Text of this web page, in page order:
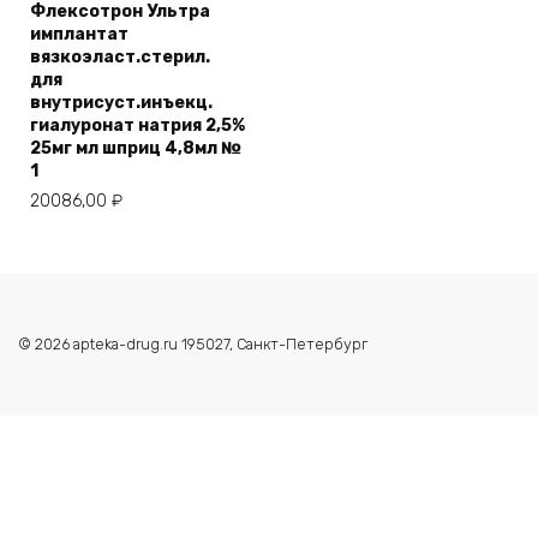
Флексотрон Ультра
имплантат
вязкоэласт.стерил.
для
внутрисуст.инъекц.
гиалуронат натрия 2,5%
25мг мл шприц 4,8мл №
1
20086,00 ₽
© 2026 apteka-drug.ru 195027, Санкт-Петербург